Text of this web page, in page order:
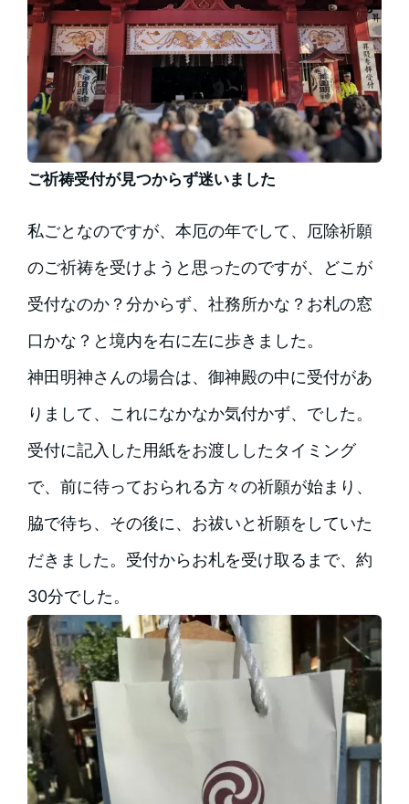
ご祈祷受付が見つからず迷いました
私ごとなのですが、本厄の年でして、厄除祈願
のご祈祷を受けようと思ったのですが、どこが
受付なのか？分からず、社務所かな？お札の窓
口かな？と境内を右に左に歩きました。
神田明神さんの場合は、御神殿の中に受付があ
りまして、これになかなか気付かず、でした。
受付に記入した用紙をお渡ししたタイミング
で、前に待っておられる方々の祈願が始まり、
脇で待ち、その後に、お祓いと祈願をしていた
だきました。受付からお札を受け取るまで、約
30分でした。